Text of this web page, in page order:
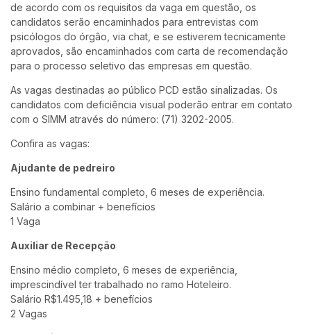
de acordo com os requisitos da vaga em questão, os
candidatos serão encaminhados para entrevistas com
psicólogos do órgão, via chat, e se estiverem tecnicamente
aprovados, são encaminhados com carta de recomendação
para o processo seletivo das empresas em questão.
As vagas destinadas ao público PCD estão sinalizadas. Os
candidatos com deficiência visual poderão entrar em contato
com o SIMM através do número: (71) 3202-2005.
Confira as vagas:
Ajudante de pedreiro
Ensino fundamental completo, 6 meses de experiência.
Salário a combinar + benefícios
1 Vaga
Auxiliar de Recepção
Ensino médio completo, 6 meses de experiência,
imprescindível ter trabalhado no ramo Hoteleiro.
Salário R$1.495,18 + benefícios
2 Vagas